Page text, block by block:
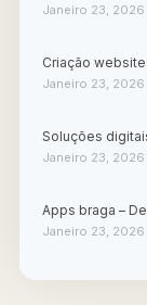
Janeiro 23, 2026
Criação
Janeiro 23, 2026
Soluções
Janeiro 23, 2026
Apps braga –
Janeiro 23, 2026